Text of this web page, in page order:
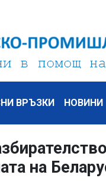
ВРЪЗКИ НОВИНИ
на